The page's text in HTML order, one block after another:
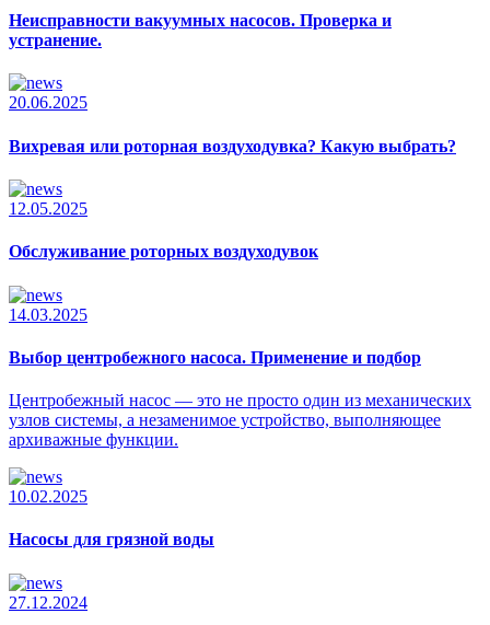
Неисправности вакуумных насосов. Проверка и
устранение.
20.06.2025
Вихревая или роторная воздуходувка? Какую выбрать?
12.05.2025
Обслуживание роторных воздуходувок
14.03.2025
Выбор центробежного насоса. Применение и подбор
Центробежный насос — это не просто один из механических
узлов системы, а незаменимое устройство, выполняющее
архиважные функции.
10.02.2025
Насосы для грязной воды
27.12.2024